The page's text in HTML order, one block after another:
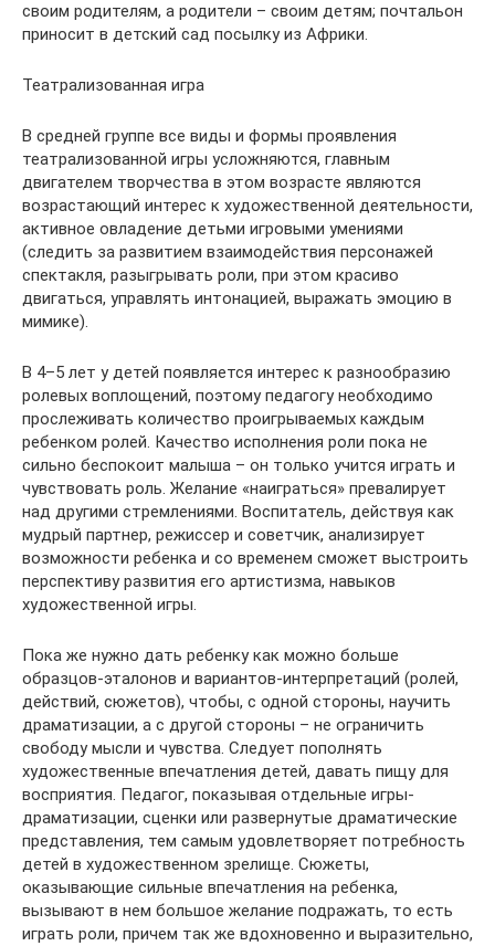
своим родителям, а родители – своим детям; почтальон
приносит в детский сад посылку из Африки.
Театрализованная игра
В средней группе все виды и формы проявления
театрализованной игры усложняются, главным
двигателем творчества в этом возрасте являются
возрастающий интерес к художественной деятельности,
активное овладение детьми игровыми умениями
(следить за развитием взаимодействия персонажей
спектакля, разыгрывать роли, при этом красиво
двигаться, управлять интонацией, выражать эмоцию в
мимике).
В 4–5 лет у детей появляется интерес к разнообразию
ролевых воплощений, поэтому педагогу необходимо
прослеживать количество проигрываемых каждым
ребенком ролей. Качество исполнения роли пока не
сильно беспокоит малыша – он только учится играть и
чувствовать роль. Желание «наиграться» превалирует
над другими стремлениями. Воспитатель, действуя как
мудрый партнер, режиссер и советчик, анализирует
возможности ребенка и со временем сможет выстроить
перспективу развития его артистизма, навыков
художественной игры.
Пока же нужно дать ребенку как можно больше
образцов-эталонов и вариантов-интерпретаций (ролей,
действий, сюжетов), чтобы, с одной стороны, научить
драматизации, а с другой стороны – не ограничить
свободу мысли и чувства. Следует пополнять
художественные впечатления детей, давать пищу для
восприятия. Педагог, показывая отдельные игры-
драматизации, сценки или развернутые драматические
представления, тем самым удовлетворяет потребность
детей в художественном зрелище. Сюжеты,
оказывающие сильные впечатления на ребенка,
вызывают в нем большое желание подражать, то есть
играть роли, причем так же вдохновенно и выразительно,